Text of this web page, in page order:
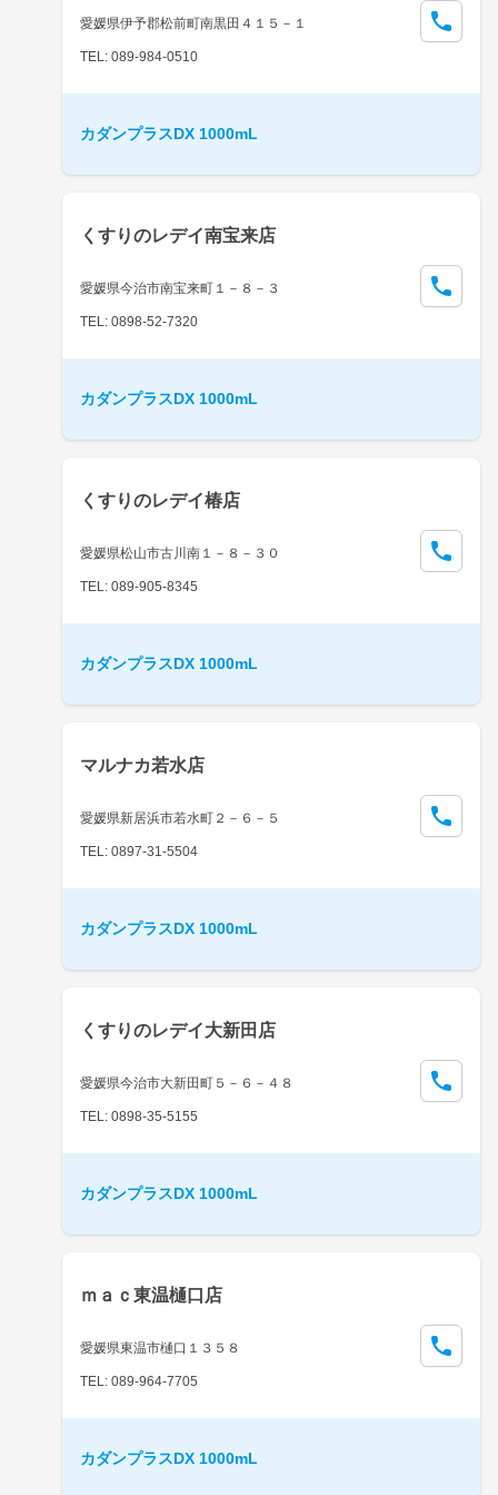
愛媛県伊予郡松前町南黒田４１５－１
TEL: 089-984-0510
カダンプラスDX 1000mL
くすりのレデイ南宝来店
愛媛県今治市南宝来町１－８－３
TEL: 0898-52-7320
カダンプラスDX 1000mL
くすりのレデイ椿店
愛媛県松山市古川南１－８－３０
TEL: 089-905-8345
カダンプラスDX 1000mL
マルナカ若水店
愛媛県新居浜市若水町２－６－５
TEL: 0897-31-5504
カダンプラスDX 1000mL
くすりのレデイ大新田店
愛媛県今治市大新田町５－６－４８
TEL: 0898-35-5155
カダンプラスDX 1000mL
ｍａｃ東温樋口店
愛媛県東温市樋口１３５８
TEL: 089-964-7705
カダンプラスDX 1000mL